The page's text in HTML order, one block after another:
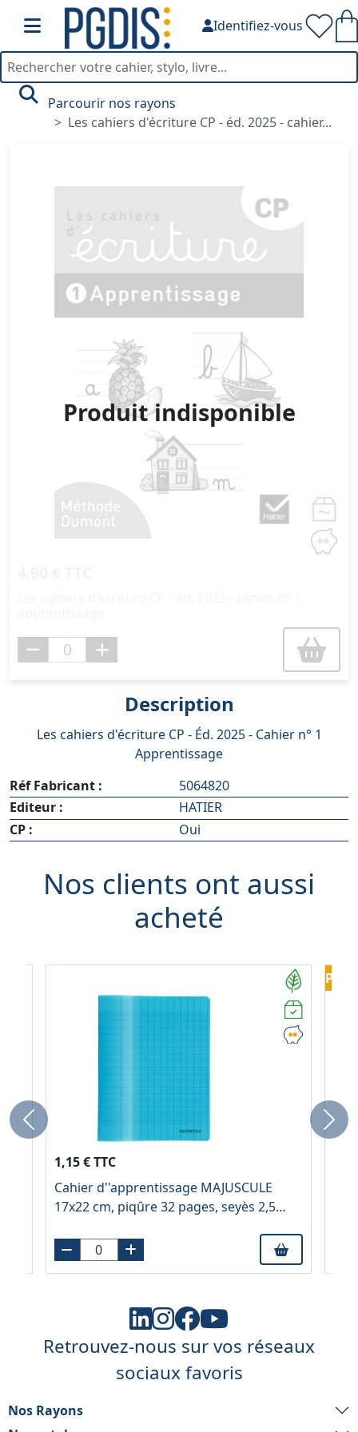
Identifiez-vous
Parcourir nos rayons
Les cahiers d'écriture CP - éd. 2025 - cahier...
Produit indisponible
Description
Les cahiers d'écriture CP - Éd. 2025 - Cahier n° 1
Apprentissage
Réf Fabricant :
5064820
Editeur :
HATIER
CP :
Oui
Nos clients ont aussi
acheté
1,15 € TTC
Cahier d''apprentissage MAJUSCULE
17x22 cm, piqûre 32 pages, seyès 2,5
Previous Next
Retrouvez-nous sur vos réseaux
sociaux favoris
Nos Rayons